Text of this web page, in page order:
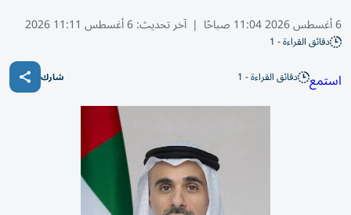
6 أغسطس 2026 11:04 صباحًا | آخر تحديث:6 أغسطس 11:11 2026
دقائق القراءة - 1
استمع دقائق القراءة - 1 شارك